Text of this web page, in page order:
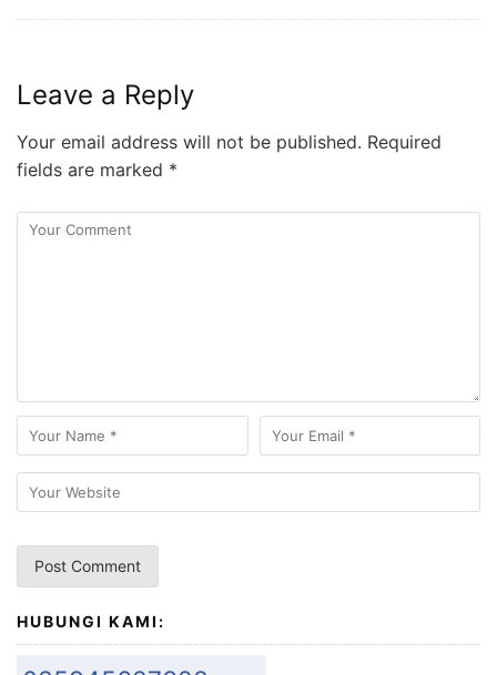
Leave a Reply
Your email address will not be published. Required
fields are marked *
HUBUNGI KAMI: